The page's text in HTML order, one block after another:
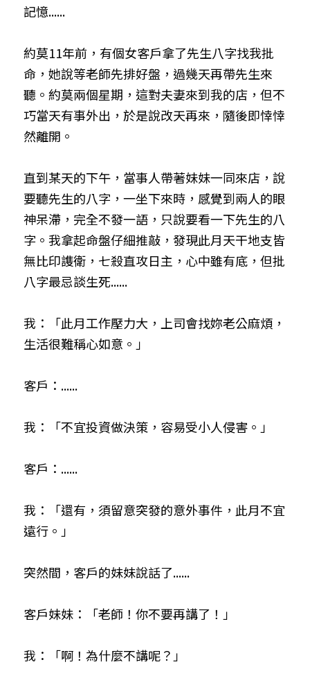
記憶......
約莫11年前，有個女客戶拿了先生八字找我批
命，她說等老師先排好盤，過幾天再帶先生來
聽。約莫兩個星期，這對夫妻來到我的店，但不
巧當天有事外出，於是說改天再來，隨後即悻悻
然離開。
直到某天的下午，當事人帶著妹妹一同來店，說
要聽先生的八字，一坐下來時，感覺到兩人的眼
神呆滯，完全不發一語，只說要看一下先生的八
字。我拿起命盤仔細推敲，發現此月天干地支皆
無比印謢衛，七殺直攻日主，心中雖有底，但批
八字最忌談生死......
我：「此月工作壓力大，上司會找妳老公麻煩，
生活很難稱心如意。」
客戶：......
我：「不宜投資做決策，容易受小人侵害。」
客戶：......
我：「還有，須留意突發的意外事件，此月不宜
遠行。」
突然間，客戶的妹妹說話了......
客戶妹妹：「老師！你不要再講了！」
我：「啊！為什麼不講呢？」